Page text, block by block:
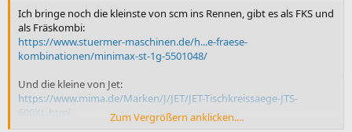
Ich bringe noch die kleinste von scm ins Rennen, gibt es als FKS und
als Fräskombi:
https://www.stuermer-maschinen.de/h...e-fraese-
kombinationen/minimax-st-1g-5501048/
Und die kleine von Jet:
https://www.mima.de/Marken/J/JET/JET-Tischkreissaege-JTS-
600XL.html
Zum Vergrößern anklicken....